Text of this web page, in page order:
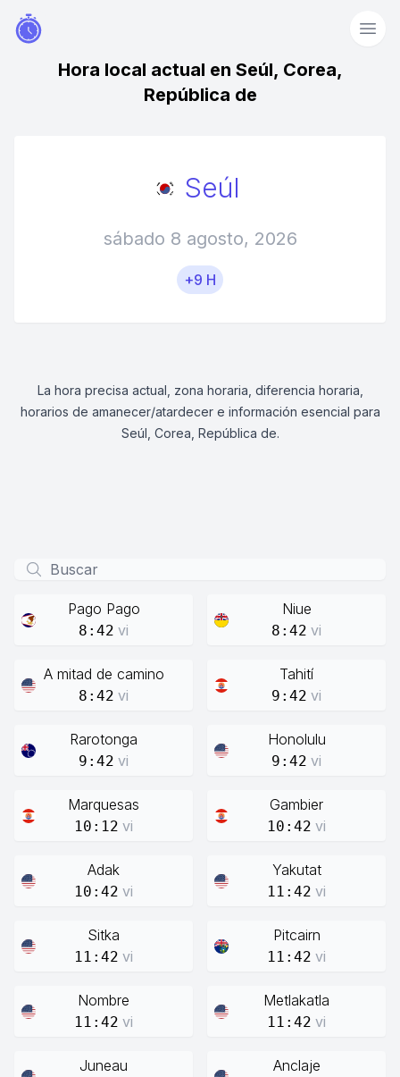
Hora local actual en Seúl, Corea,
República de
Seúl
sábado 8 agosto, 2026
+9 H
La hora precisa actual, zona horaria, diferencia horaria,
horarios de amanecer/atardecer e información esencial para
Seúl, Corea, República de.
Pago Pago
8:42 vi
Niue
8:42 vi
A mitad de camino
8:42 vi
Tahití
9:42 vi
Rarotonga
9:42 vi
Honolulu
9:42 vi
Marquesas
10:12 vi
Gambier
10:42 vi
Adak
10:42 vi
Yakutat
11:42 vi
Sitka
11:42 vi
Pitcairn
11:42 vi
Nombre
11:42 vi
Metlakatla
11:42 vi
Juneau Anclaje